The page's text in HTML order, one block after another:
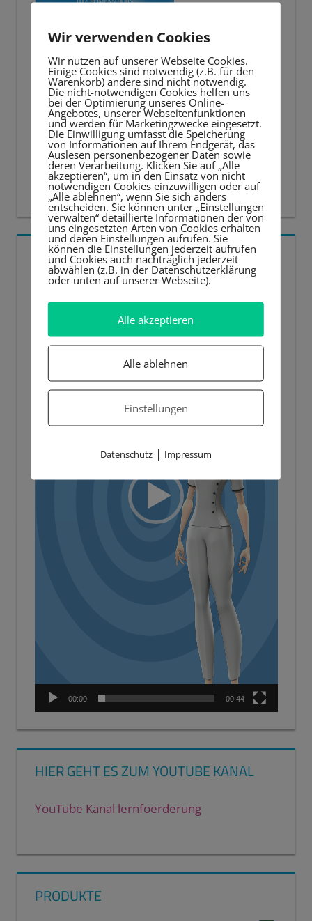
5 BESTE LERNTIPPS
Video-
Player
00:00 00:44
HIER GEHT ES ZUM YOUTUBE KANAL
YouTube Kanal lernfoerderung
PRODUKTE
Wir verwenden Cookies
Wir nutzen auf unserer Webseite Cookies.
Einige Cookies sind notwendig (z.B. für den
Warenkorb) andere sind nicht notwendig.
Die nicht-notwendigen Cookies helfen uns
bei der Optimierung unseres Online-
Angebotes, unserer Webseitenfunktionen
und werden für Marketingzwecke eingesetzt.
Die Einwilligung umfasst die Speicherung
von Informationen auf Ihrem Endgerät, das
Auslesen personenbezogener Daten sowie
deren Verarbeitung. Klicken Sie auf „Alle
akzeptieren“, um in den Einsatz von nicht
notwendigen Cookies einzuwilligen oder auf
„Alle ablehnen“, wenn Sie sich anders
entscheiden. Sie können unter „Einstellungen
verwalten“ detaillierte Informationen der von
uns eingesetzten Arten von Cookies erhalten
und deren Einstellungen aufrufen. Sie
können die Einstellungen jederzeit aufrufen
und Cookies auch nachträglich jederzeit
abwählen (z.B. in der Datenschutzerklärung
oder unten auf unserer Webseite).
Alle akzeptieren
Alle ablehnen
Einstellungen
Datenschutz| Impressum